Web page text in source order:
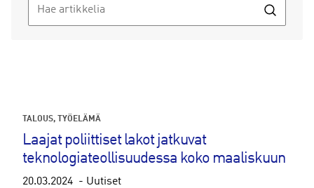
TALOUS TYÖELÄMÄ
Laajat poliittiset lakot jatkuvat
teknologiateollisuudessa koko maaliskuun
20.03.2024 Uutiset